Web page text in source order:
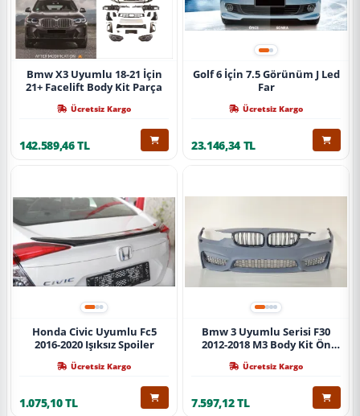
Bmw X3 Uyumlu 18-21 İçin
21+ Facelift Body Kit Parça
Ücretsiz Kargo
142.589,46 TL
Golf 6 İçi̇n 7.5 Görünüm J Led
Far
Ücretsiz Kargo
23.146,34 TL
Honda Civic Uyumlu Fc5
2016-2020 Işıksız Spoiler
Ücretsiz Kargo
1.075,10 TL
Bmw 3 Uyumlu Serisi F30
2012-2018 M3 Body Kit Ön
Ücretsiz Kargo
7.597,12 TL